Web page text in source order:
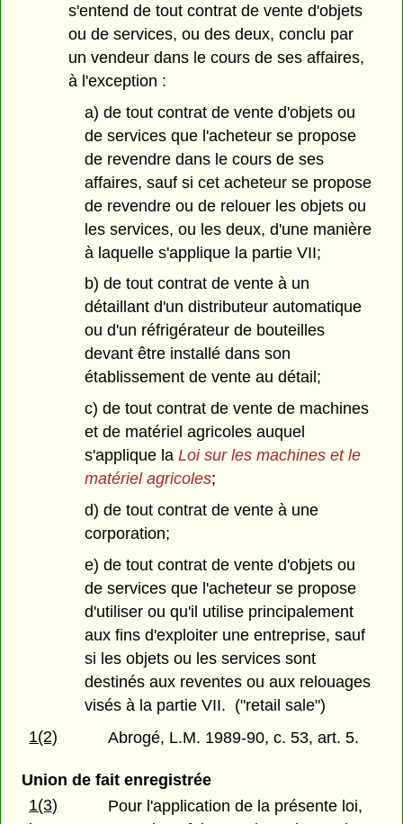
s'entend de tout contrat de vente d'objets
ou de services, ou des deux, conclu par
un vendeur dans le cours de ses affaires,
à l'exception :
a) de tout contrat de vente d'objets ou
de services que l'acheteur se propose
de revendre dans le cours de ses
affaires, sauf si cet acheteur se propose
de revendre ou de relouer les objets ou
les services, ou les deux, d'une manière
à laquelle s'applique la partie VII;
b) de tout contrat de vente à un
détaillant d'un distributeur automatique
ou d'un réfrigérateur de bouteilles
devant être installé dans son
établissement de vente au détail;
c) de tout contrat de vente de machines
et de matériel agricoles auquel
s'applique la Loi sur les machines et le
matériel agricoles;
d) de tout contrat de vente à une
corporation;
e) de tout contrat de vente d'objets ou
de services que l'acheteur se propose
d'utiliser ou qu'il utilise principalement
aux fins d'exploiter une entreprise, sauf
si les objets ou les services sont
destinés aux reventes ou aux relouages
visés à la partie VII. ("retail sale")
1(2)
Abrogé, L.M. 1989-90, c. 53, art. 5.
Union de fait enregistrée
1(3)
Pour l'application de la présente loi,